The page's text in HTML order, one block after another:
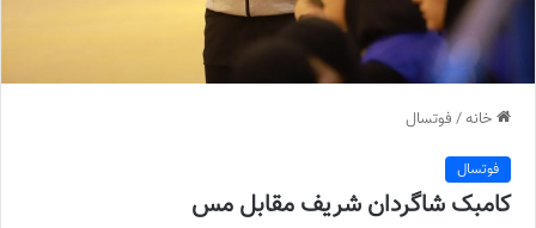
خانه/ فوتسال
فوتسال
کامبک شاگردان شریف مقابل مس